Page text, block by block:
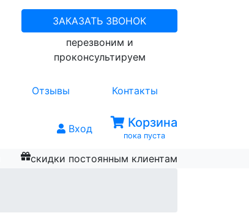
ЗАКАЗАТЬ ЗВОНОК
перезвоним и
проконсультируем
Отзывы Контакты
Вход Корзина
пока пуста
скидки постоянным клиентам